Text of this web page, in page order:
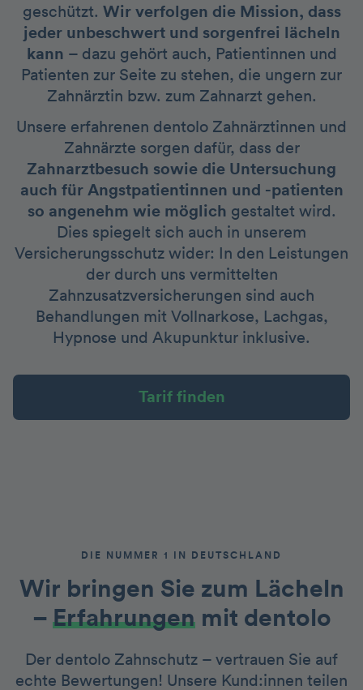
geschützt. Wir verfolgen die Mission, dass
jeder unbeschwert und sorgenfrei lächeln
kann – dazu gehört auch, Patientinnen und
Patienten zur Seite zu stehen, die ungern zur
Zahnärztin bzw. zum Zahnarzt gehen.
Unsere erfahrenen dentolo Zahnärztinnen und
Zahnärzte sorgen dafür, dass der
Zahnarztbesuch sowie die Untersuchung
auch für Angstpatientinnen und -patienten
so angenehm wie möglich gestaltet wird.
Dies spiegelt sich auch in unserem
Versicherungsschutz wider: In den Leistungen
der durch uns vermittelten
Zahnzusatzversicherungen sind auch
Behandlungen mit Vollnarkose, Lachgas,
Hypnose und Akupunktur inklusive.
Tarif finden
DIE NUMMER 1 IN DEUTSCHLAND
Wir bringen Sie zum Lächeln
– Erfahrungenmit dentolo
Der dentolo Zahnschutz – vertrauen Sie auf
echte Bewertungen! Unsere Kund:innen teilen